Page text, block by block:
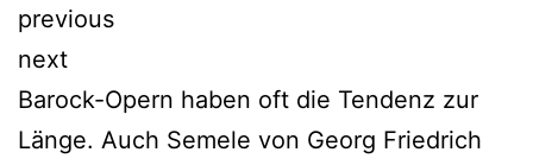
previous
next
Barock-Opern haben oft die Tendenz zur
Länge. Auch Semele von Georg Friedrich